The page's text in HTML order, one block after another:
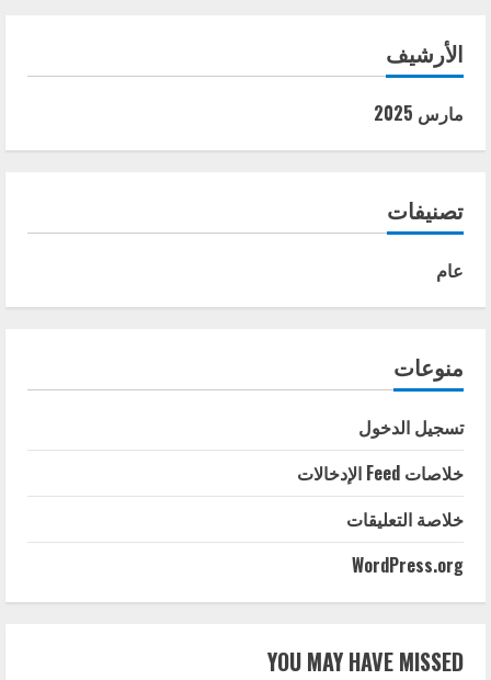
الأرشيف
مارس 2025
تصنيفات
عام
منوعات
تسجيل الدخول
خلاصات Feed الإدخالات
خلاصة التعليقات
WordPress.org
YOU MAY HAVE MISSED